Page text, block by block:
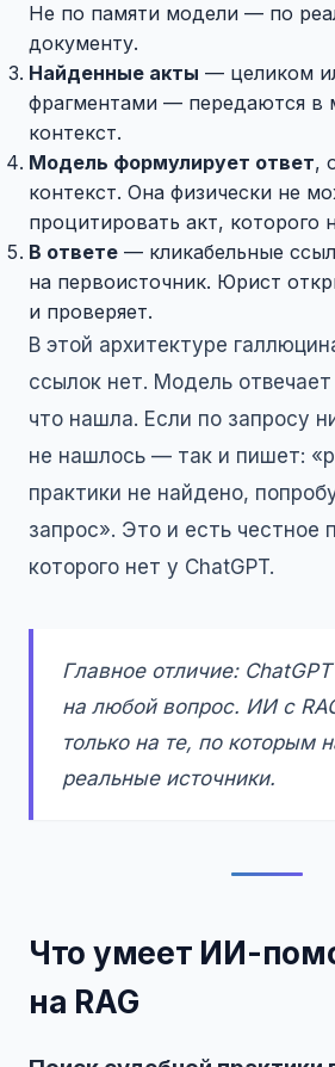
Не по памяти модели — по
документу.
Найденные акты — целиком
фрагментами — передаются в
контекст.
Модель формулирует ответ,
контекст. Она физически не
процитировать акт, которого
В ответе — кликабельные
на первоисточник. Юрист
и проверяет.
В этой архитектуре
ссылок нет. Модель отвечает
что нашла. Если по запросу
не нашлось — так и пишет:
практики не найдено,
запрос». Это и есть честное
которого нет у ChatGPT.
Главное отличие:
на любой вопрос. ИИ с
только на те, по которым
реальные источники.
Что умеет ИИ-
на RAG